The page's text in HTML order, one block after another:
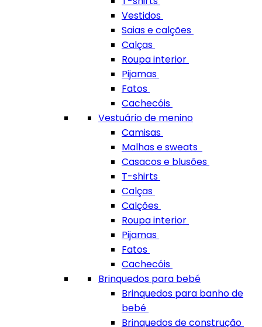
Vestidos
Saias e calções
Calças
Roupa interior
Pijamas
Fatos
Cachecóis
Vestuário de menino
Camisas
Malhas e sweats
Casacos e blusões
T-shirts
Calças
Calções
Roupa interior
Pijamas
Fatos
Cachecóis
Brinquedos para bebé
Brinquedos para banho de
bebé
Brinquedos de construção